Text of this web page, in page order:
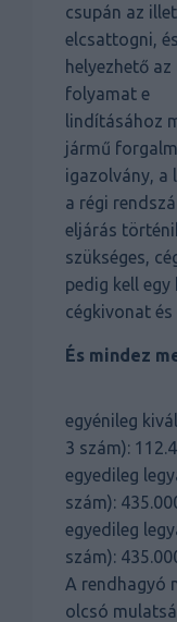
csupán az
elcsattogni,
helyezhető
folyamat e
lindításához
jármű
igazolvány, a
a régi
eljárás
szükséges,
pedig kell
cégkivonat
És mindez
egyénileg
3 szám):
egyedileg
szám):
egyedileg
szám):
A rendhagyó
olcsó